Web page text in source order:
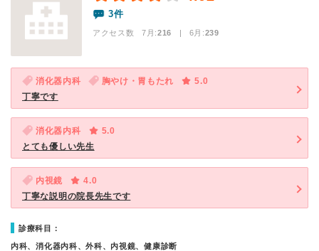
3件
アクセス数 7月:216 | 6月:239
消化器内科 胸やけ・胃もたれ
5.0
丁寧です
消化器内科
5.0
とても優しい先生
内視鏡
4.0
丁寧な説明の院長先生です
診療科目：
内科、消化器内科、外科、内視鏡、健康診断